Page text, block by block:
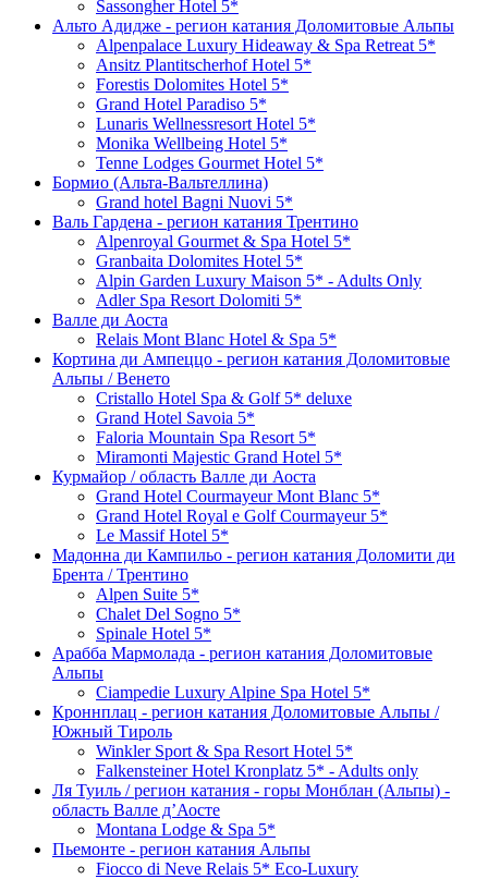
Sassongher Hotel 5*
Альто Адидже - регион катания Доломитовые Альпы
Alpenpalace Luxury Hideaway & Spa Retreat 5*
Ansitz Plantitscherhof Hotel 5*
Forestis Dolomites Hotel 5*
Grand Hotel Paradiso 5*
Lunaris Wellnessresort Hotel 5*
Monika Wellbeing Hotel 5*
Tenne Lodges Gourmet Hotel 5*
Бормио (Альта-Вальтеллина)
Grand hotel Bagni Nuovi 5*
Валь Гардена - регион катания Трентино
Alpenroyal Gourmet & Spa Hotel 5*
Granbaita Dolomites Hotel 5*
Alpin Garden Luxury Maison 5* - Adults Only
Adler Spa Resort Dolomiti 5*
Валле ди Аоста
Relais Mont Blanc Hotel & Spa 5*
Кортина ди Ампеццо - регион катания Доломитовые
Альпы / Венето
Cristallo Hotel Spa & Golf 5* deluxe
Grand Hotel Savoia 5*
Faloria Mountain Spa Resort 5*
Miramonti Majestic Grand Hotel 5*
Курмайор / область Валле ди Аоста
Grand Hotel Courmayeur Mont Blanc 5*
Grand Hotel Royal e Golf Courmayeur 5*
Le Massif Hotel 5*
Мадонна ди Кампильо - регион катания Доломити ди
Брента / Трентино
Alpen Suite 5*
Chalet Del Sogno 5*
Spinale Hotel 5*
Арабба Мармолада - регион катания Доломитовые
Альпы
Ciampedie Luxury Alpine Spa Hotel 5*
Кроннплац - регион катания Доломитовые Альпы /
Южный Тироль
Winkler Sport & Spa Resort Hotel 5*
Falkensteiner Hotel Kronplatz 5* - Adults only
Ля Туиль / регион катания - горы Монблан (Альпы) -
область Валле д’Аосте
Montana Lodge & Spa 5*
Пьемонте - регион катания Альпы
Fiocco di Neve Relais 5* Eco-Luxury